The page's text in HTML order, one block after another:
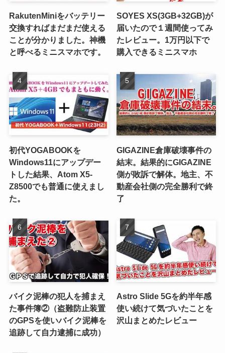
RakutenMiniをバッテリー
交換すればまだまだ使える
ことが分かりました。神機
と呼べるミニスマホです。
SOYES XS(3GB+32GB)が
届いたので１週間使ってみ
たレビュー。1万円以下で
購入できるミニスマホ
初代YOGABOOKを
Windows11にアップデー
トした結果、Atom X5-
Z8500でも普通に使えまし
た。
GIGAZINE倉庫破壊事件の
結末。結果的にGIGAZINE
側が敗訴で解体。地主、不
動産会社側の完全勝利で終
了
バイク泥棒の犯人を捕まえ
た事件簿②（盗難防止装置
のGPSを使いバイク泥棒を
追跡して自力逮捕に成功）
Astro Slide 5Gを約半年感
使い続けて気づいたことを
沢山まとめたレビュー